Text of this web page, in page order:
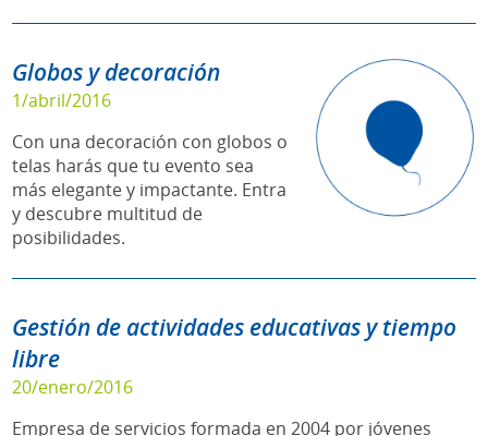
Globos y decoración
1/abril/2016
Con una decoración con globos o
telas harás que tu evento sea
más elegante y impactante. Entra
y descubre multitud de
posibilidades.
Gestión de actividades educativas y tiempo
libre
20/enero/2016
Empresa de servicios formada en 2004 por jóvenes